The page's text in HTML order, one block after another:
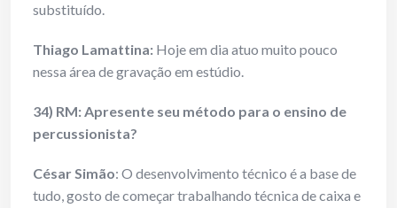
substituído.
Thiago Lamattina: Hoje em dia atuo muito pouco
nessa área de gravação em estúdio.
34) RM: Apresente seu método para o ensino de
percussionista?
César Simão: O desenvolvimento técnico é a base de
tudo, gosto de começar trabalhando técnica de caixa e